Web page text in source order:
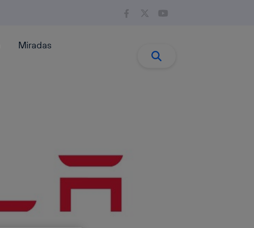
Miradas
Buscar